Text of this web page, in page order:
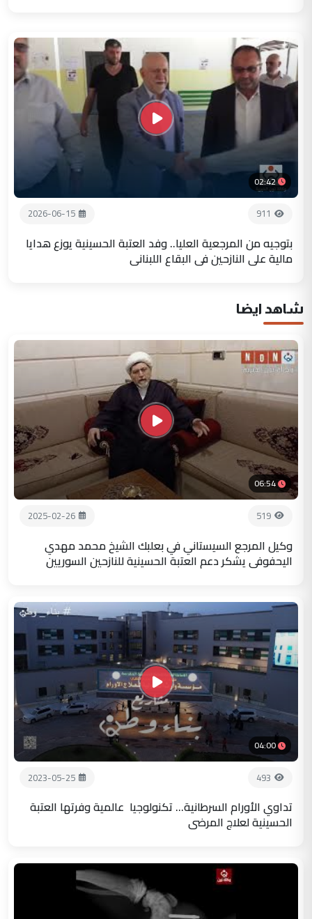
02:42
911
2026-06-15
بتوجيه من المرجعية العليا.. وفد العتبة الحسينية يوزع هدايا
مالية على النازحين في البقاع اللبناني
شاهد ايضا
06:54
519
2025-02-26
وكيل المرجع السيستاني في بعلبك الشيخ محمد مهدي
اليحفوفي يشكر دعم العتبة الحسينية للنازحين السوريين
04:00
493
2023-05-25
تداوي الأورام السرطانية... تكنولوجيا عالمية وفرتها العتبة
الحسينية لعلاج المرضى